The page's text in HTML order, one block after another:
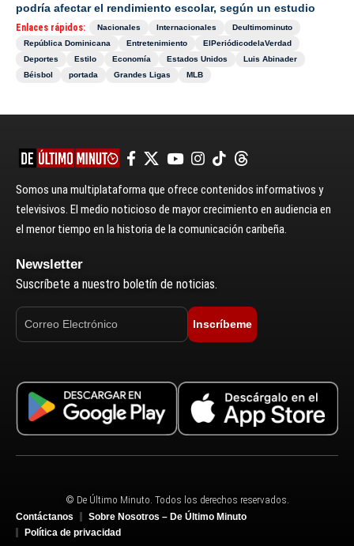
podría afectar el rendimiento escolar, según un estudio
Enlaces rápidos: Nacionales Internacionales
Deultimominuto
República Dominicana
Entretenimiento
ElPeriódicodelaVerdad
Deportes
Estilo Economía Estados Unidos
Luis Abinader
Béisbol
portada Grandes Ligas MLB
Somos una multiplataforma que ofrece contenidos informativos y
televisivos. El medio noticioso de mayor crecimiento en audiencia en
el menor tiempo en la historia de la comunicación caribeña.
Newsletter
Suscríbete a nuestro boletín de noticias.
Inscríbeme
© De Último Minuto. Todos los derechos reservados.
Contáctanos
Sobre Nosotros – De Último Minuto
Política de privacidad